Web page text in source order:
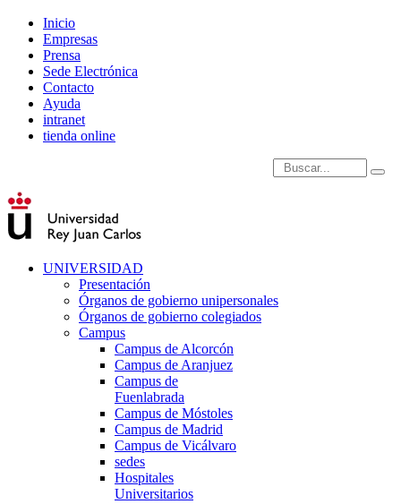
Inicio
Empresas
Prensa
Sede Electrónica
Contacto
Ayuda
intranet
tienda online
Introduce términos de
UNIVERSIDAD
Presentación
Órganos de gobierno unipersonales
Órganos de gobierno colegiados
Campus
Campus de Alcorcón
Campus de Aranjuez
Campus de
Fuenlabrada
Campus de Móstoles
Campus de Madrid
Campus de Vicálvaro
sedes
Hospitales
Universitarios